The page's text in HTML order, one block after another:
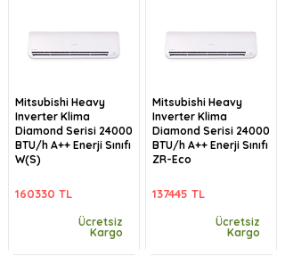
Mitsubishi Heavy
Inverter Klima
Diamond Serisi 24000
BTU/h A++ Enerji Sınıfı
W(S)
160330 TL
Ücretsiz
Kargo
Mitsubishi Heavy
Inverter Klima
Diamond Serisi 24000
BTU/h A++ Enerji Sınıfı
ZR-Eco
137445 TL
Ücretsiz
Kargo